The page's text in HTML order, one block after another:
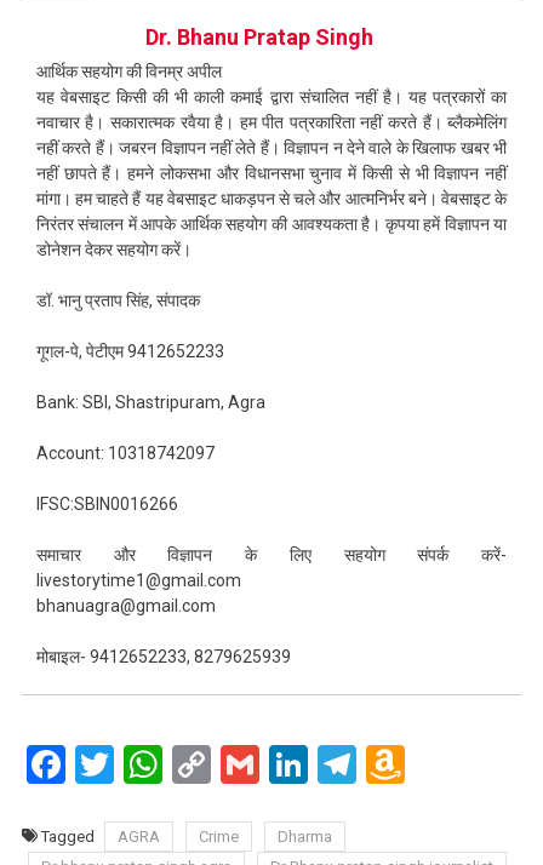
Dr. Bhanu Pratap Singh
आर्थिक सहयोग की विनम्र अपील
यह वेबसाइट किसी की भी काली कमाई द्वारा संचालित नहीं है। यह पत्रकारों का
नवाचार है। सकारात्मक रवैया है। हम पीत पत्रकारिता नहीं करते हैं। ब्लैकमेलिंग
नहीं करते हैं। जबरन विज्ञापन नहीं लेते हैं। विज्ञापन न देने वाले के खिलाफ खबर भी
नहीं छापते हैं। हमने लोकसभा और विधानसभा चुनाव में किसी से भी विज्ञापन नहीं
मांगा। हम चाहते हैं यह वेबसाइट धाकड़पन से चले और आत्मनिर्भर बने। वेबसाइट के
निरंतर संचालन में आपके आर्थिक सहयोग की आवश्यकता है। कृपया हमें विज्ञापन या
डोनेशन देकर सहयोग करें।
डॉ. भानु प्रताप सिंह, संपादक
गूगल-पे, पेटीएम 9412652233
Bank: SBI, Shastripuram, Agra
Account: 10318742097
IFSC:SBIN0016266
समाचार और विज्ञापन के लिए सहयोग संपर्क करें-
livestorytime1@gmail.com
bhanuagra@gmail.com
मोबाइल- 9412652233, 8279625939
Facebook
Twitter
WhatsApp
CopyGmailLinkedIn
Telegram
Amazon
List
Tagged AGRA Crime
Dharma